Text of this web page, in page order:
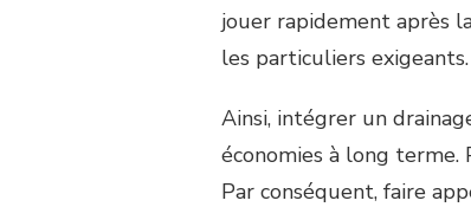
jouer rapidement après
les particuliers exigeants.
Ainsi, intégrer un
économies à long
Par conséquent, faire